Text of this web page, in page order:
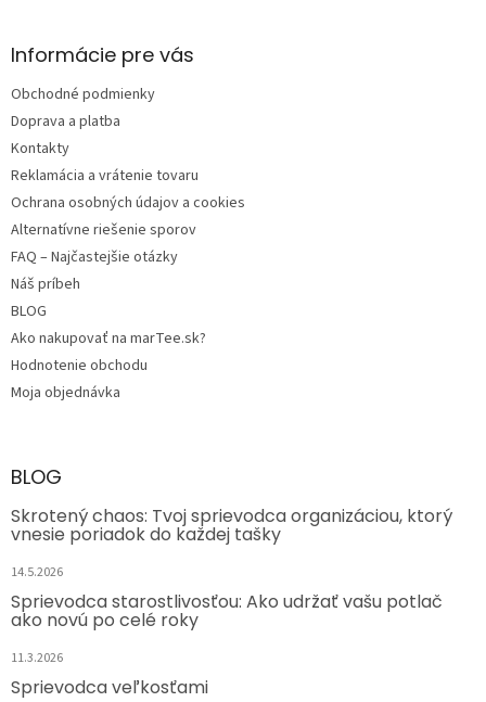
ä
e
Informácie pre vás
Obchodné podmienky
Doprava a platba
Kontakty
Reklamácia a vrátenie tovaru
Ochrana osobných údajov a cookies
Alternatívne riešenie sporov
FAQ – Najčastejšie otázky
Náš príbeh
BLOG
Ako nakupovať na marTee.sk?
Hodnotenie obchodu
Moja objednávka
BLOG
Skrotený chaos: Tvoj sprievodca organizáciou, ktorý
vnesie poriadok do každej tašky
14.5.2026
Sprievodca starostlivosťou: Ako udržať vašu potlač
ako novú po celé roky
11.3.2026
Sprievodca veľkosťami